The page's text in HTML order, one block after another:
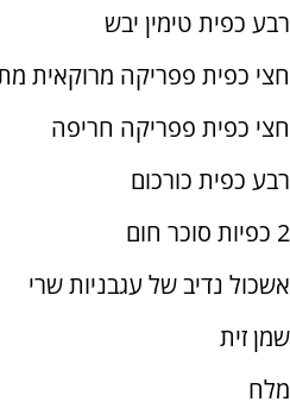
רבע כפית טימין יבש
חצי כפית פפריקה מרוקאית
חצי כפית פפריקה חריפה
רבע כפית כורכום
2 כפיות סוכר חום
אשכול נדיב של עגבניות שרי
שמן זית
מלח